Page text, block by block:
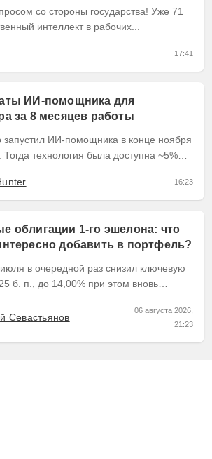
со стороны государства! Уже 71
интеллект в рабочих...
17:41
ИИ-помощника для
за 8 месяцев работы
Тогда технология была доступна ~5%
16:23
облигации 1-го эшелона: что
добавить в портфель?
в очередной раз снизил ключевую
б. п., до 14,00% при этом вновь
Севастьянов
06 августа 2026,
21:23